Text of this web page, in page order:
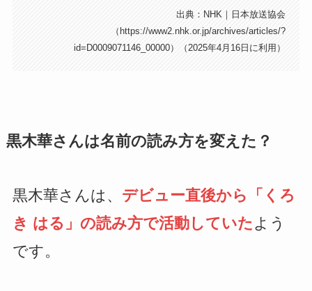
出典：NHK｜日本放送協会
（https://www2.nhk.or.jp/archives/articles/?
id=D0009071146_00000）（2025年4月16日に利用）
黒木華さんは名前の読み方を変えた？
黒木華さんは、 デビュー直後から「くろ
き はる」の読み方で活動していた よう
です。